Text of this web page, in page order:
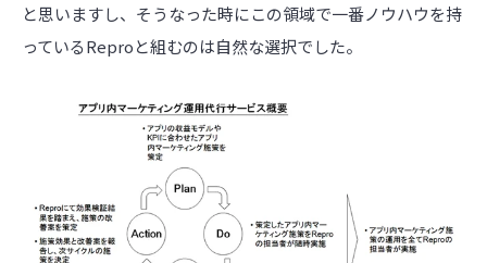
と思いますし、そうなった時にこの領域で一番ノウハウを持
っているReproと組むのは自然な選択でした。